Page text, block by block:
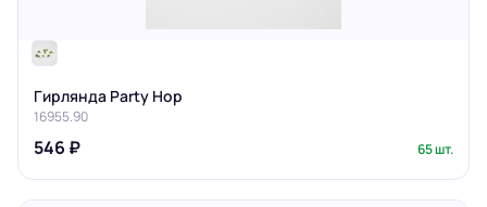
Гирлянда Party Hop
16955.90
546 ₽ 65 шт.